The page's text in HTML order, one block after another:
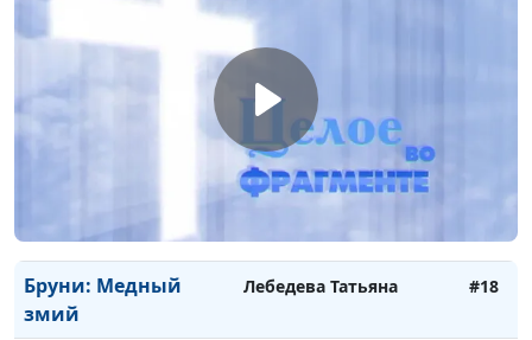
Айвазовский: Хаос.
Ге: Распятие Лебедева Татьяна
Лебедева Татьяна
дочери Иаира
Бруни: Медный
змий
Лебедева Татьяна #18